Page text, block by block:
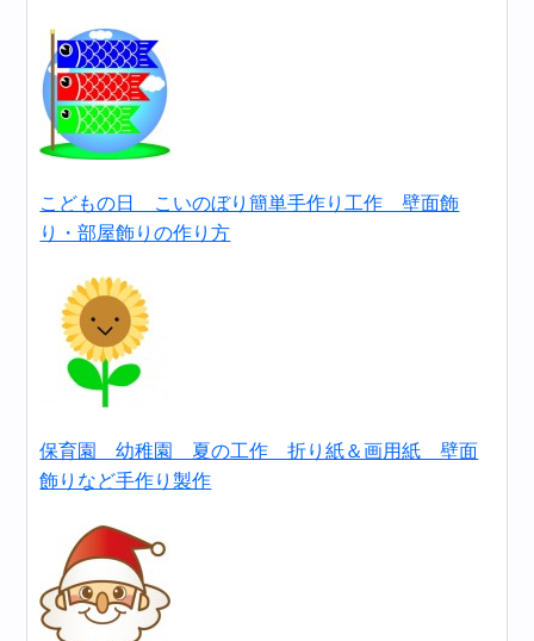
こどもの日 こいのぼり簡単手作り工作 壁面飾
り・部屋飾りの作り方
保育園 幼稚園 夏の工作 折り紙＆画用紙 壁面
飾りなど手作り製作